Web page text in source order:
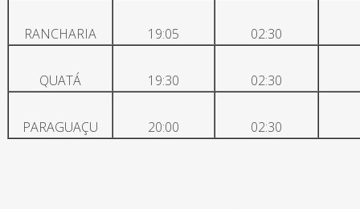
RANCHARIA 19:05 02:30
QUATÁ 19:30 02:30
PARAGUAÇU 20:00 02:30